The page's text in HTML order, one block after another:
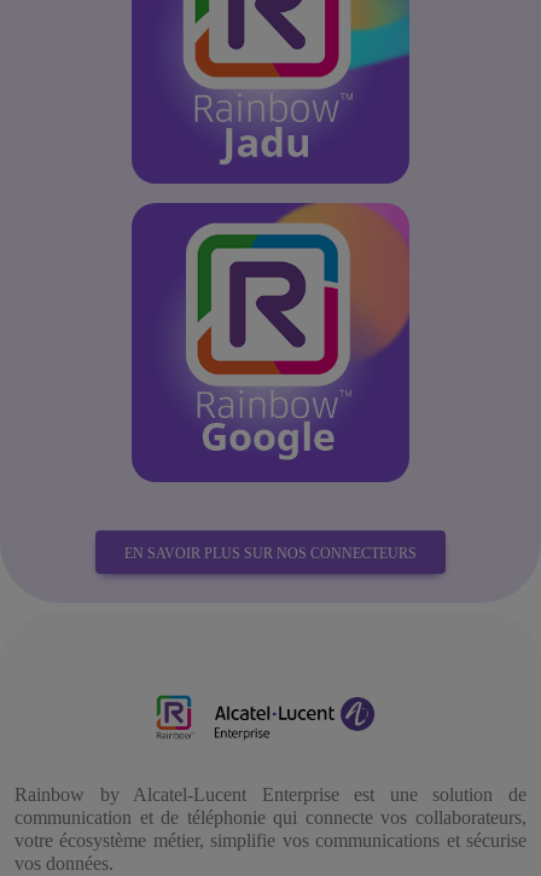
EN SAVOIR PLUS SUR NOS CONNECTEURS
Rainbow by Alcatel-Lucent Enterprise est une solution de
communication et de téléphonie qui connecte vos collaborateurs,
votre écosystème métier, simplifie vos communications et sécurise
vos données.